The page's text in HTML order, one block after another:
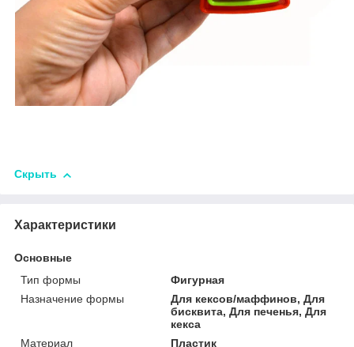
Скрыть
Характеристики
Основные
Тип формы
Фигурная
Назначение формы
Для кексов/маффинов, Для
бисквита, Для печенья, Для
кекса
Материал
Пластик